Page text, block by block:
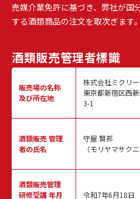
売媒介業免許に基づき、弊社が国
する酒類商品の注文を取次ぎます。
酒類販売管理者標識
販売場の名称
及び所在地
酒類販売管理
者の氏名
酒類販売管理
研修受講 年月
株式会社ミクリ
東京都新宿区西
3-1
守屋 賢邦
（モリヤマサクニ
令和7年6月18日